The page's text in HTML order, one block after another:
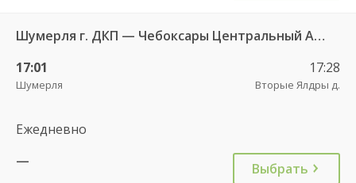
Шумерля г. ДКП — Чебоксары Центральный АВ 532
17:01
Шумерля
17:28
Вторые Ялдры д.
Ежедневно
—
Выбрать